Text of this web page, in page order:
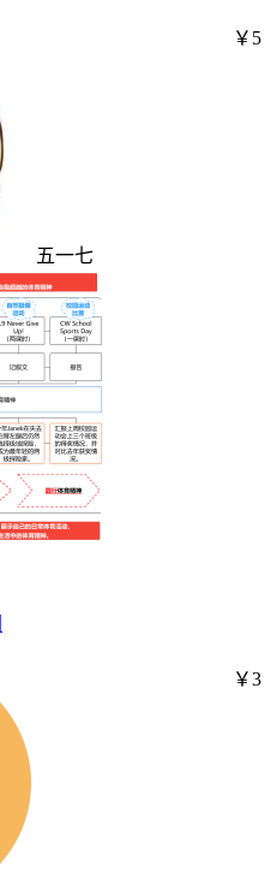
五一七
￥5
￥3